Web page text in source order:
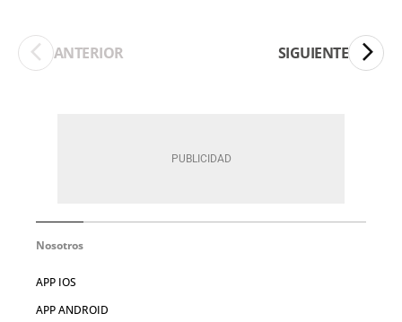
ANTERIOR SIGUIENTE
Nosotros
APP IOS
APP ANDROID